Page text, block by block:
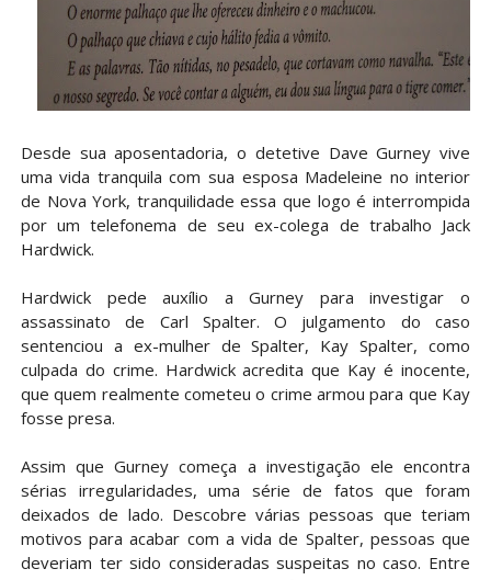
Desde sua aposentadoria, o detetive Dave Gurney vive
uma vida tranquila com sua esposa Madeleine no interior
de Nova York, tranquilidade essa que logo é interrompida
por um telefonema de seu ex-colega de trabalho Jack
Hardwick.
Hardwick pede auxílio a Gurney para investigar o
assassinato de Carl Spalter. O julgamento do caso
sentenciou a ex-mulher de Spalter, Kay Spalter, como
culpada do crime. Hardwick acredita que Kay é inocente,
que quem realmente cometeu o crime armou para que Kay
fosse presa.
Assim que Gurney começa a investigação ele encontra
sérias irregularidades, uma série de fatos que foram
deixados de lado. Descobre várias pessoas que teriam
motivos para acabar com a vida de Spalter, pessoas que
deveriam ter sido consideradas suspeitas no caso. Entre